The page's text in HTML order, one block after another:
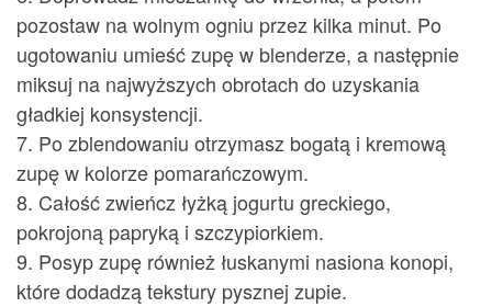
pozostaw na wolnym ogniu przez kilka minut. Po
ugotowaniu umieść zupę w blenderze, a następnie
miksuj na najwyższych obrotach do uzyskania
gładkiej konsystencji.
7. Po zblendowaniu otrzymasz bogatą i kremową
zupę w kolorze pomarańczowym.
8. Całość zwieńcz łyżką jogurtu greckiego,
pokrojoną papryką i szczypiorkiem.
9. Posyp zupę również łuskanymi nasiona konopi,
które dodadzą tekstury pysznej zupie.